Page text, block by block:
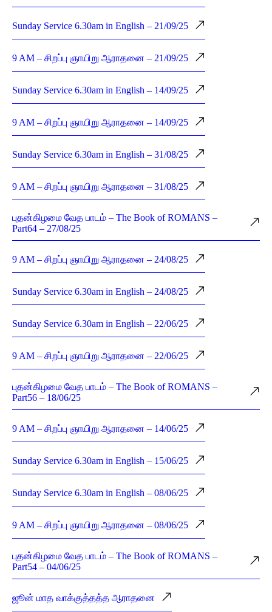
Sunday Service 6.30am in English – 21/09/25
9 AM – சிறப்பு ஞாயிறு ஆராதனை – 21/09/25
Sunday Service 6.30am in English – 14/09/25
9 AM – சிறப்பு ஞாயிறு ஆராதனை – 14/09/25
Sunday Service 6.30am in English – 31/08/25
9 AM – சிறப்பு ஞாயிறு ஆராதனை – 31/08/25
புதன்கிழமை வேத பாடம் – The Book of ROMANS –
Part64 – 27/08/25
9 AM – சிறப்பு ஞாயிறு ஆராதனை – 24/08/25
Sunday Service 6.30am in English – 24/08/25
Sunday Service 6.30am in English – 22/06/25
9 AM – சிறப்பு ஞாயிறு ஆராதனை – 22/06/25
புதன்கிழமை வேத பாடம் – The Book of ROMANS –
Part56 – 18/06/25
9 AM – சிறப்பு ஞாயிறு ஆராதனை – 14/06/25
Sunday Service 6.30am in English – 15/06/25
Sunday Service 6.30am in English – 08/06/25
9 AM – சிறப்பு ஞாயிறு ஆராதனை – 08/06/25
புதன்கிழமை வேத பாடம் – The Book of ROMANS –
Part54 – 04/06/25
ஜூன் மாத வாக்குத்தத்த ஆராதனை